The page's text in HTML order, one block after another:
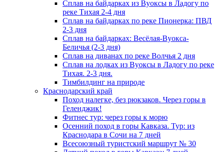
Сплав на байдарках из Вуоксы в Ладогу по
реке Тихая 2-4 дня
Сплав на байдарках по реке Пионерка: ПВД
2-3 дня
Сплав на байдарках: Весёлая-Вуокса-
Беличья (2-3 дня)
Сплав на диванах по реке Волчья 2 дня
Сплав на лодках из Вуоксы в Ладогу по реке
Тихая. 2-3 дня.
Тимбилдинг на природе
Краснодарский край
Поход налегке, без рюкзаков. Через горы в
Геленджик!
Фитнес тур: через горы к морю
Осенний поход в горы Кавказа. Тур: из
Краснодара в Сочи на 7 дней
Всесоюзный туристский маршрут № 30